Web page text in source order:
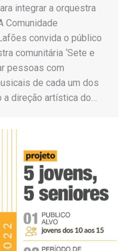
integrar a orquestra
Comunidade
convida o público
comunitária ‘Sete e
pessoas com
de cada um dos
a direção artística do…